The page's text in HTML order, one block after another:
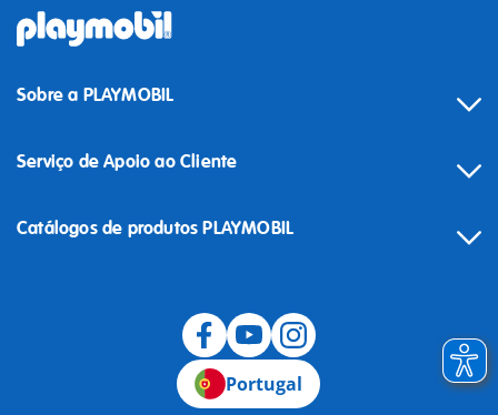
Sobre a PLAYMOBIL
Serviço de Apoio ao Cliente
Catálogos de produtos PLAYMOBIL
Portugal